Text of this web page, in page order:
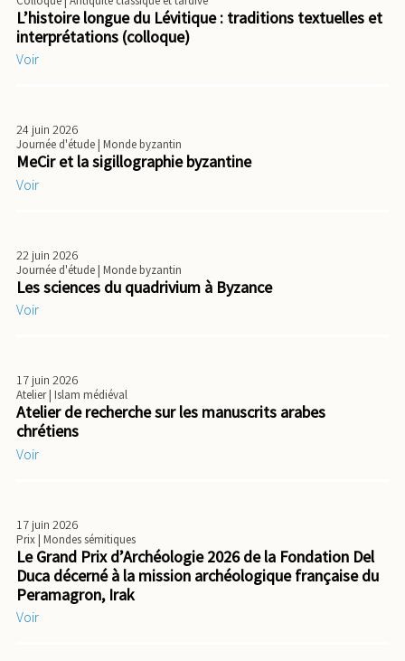
L’histoire longue du Lévitique : traditions textuelles et
interprétations (colloque)
Voir
24 juin 2026
Journée d'étude| Monde byzantin
MeCir et la sigillographie byzantine
Voir
22 juin 2026
Journée d'étude| Monde byzantin
Les sciences du quadrivium à Byzance
Voir
17 juin 2026
Atelier| Islam médiéval
Atelier de recherche sur les manuscrits arabes
chrétiens
Voir
17 juin 2026
Prix| Mondes sémitiques
Le Grand Prix d’Archéologie 2026 de la Fondation Del
Duca décerné à la mission archéologique française du
Peramagron, Irak
Voir